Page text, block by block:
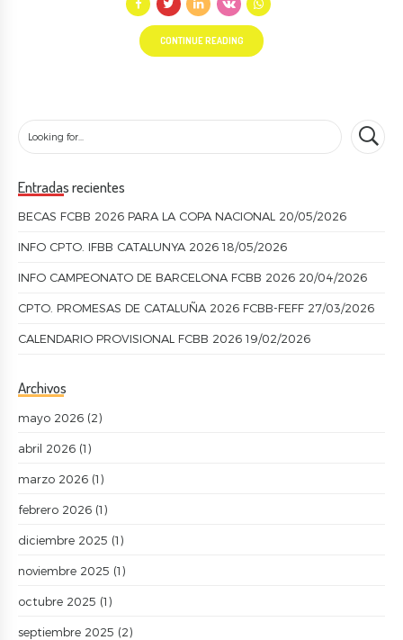
CONTINUE READING
Entradas recientes
BECAS FCBB 2026 PARA LA COPA NACIONAL 20/05/2026
INFO CPTO. IFBB CATALUNYA 2026 18/05/2026
INFO CAMPEONATO DE BARCELONA FCBB 2026 20/04/2026
CPTO. PROMESAS DE CATALUÑA 2026 FCBB-FEFF 27/03/2026
CALENDARIO PROVISIONAL FCBB 2026 19/02/2026
Archivos
mayo 2026 (2)
abril 2026 (1)
marzo 2026 (1)
febrero 2026 (1)
diciembre 2025 (1)
noviembre 2025 (1)
octubre 2025 (1)
septiembre 2025 (2)